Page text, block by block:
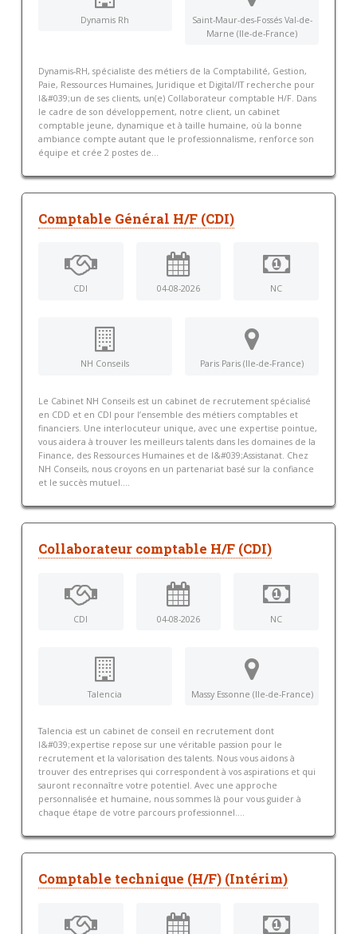
Dynamis Rh
Saint-Maur-des-Fossés Val-de-
Marne (Ile-de-France)
Dynamis-RH, spécialiste des métiers de la Comptabilité, Gestion,
Paie, Ressources Humaines, Juridique et Digital/IT recherche pour
l&#039;un de ses clients, un(e) Collaborateur comptable H/F. Dans
le cadre de son développement, notre client, un cabinet
comptable jeune, dynamique et à taille humaine, où la bonne
ambiance compte autant que le professionnalisme, renforce son
équipe et crée 2 postes de...
Comptable Général H/F (CDI)
CDI 04-08-2026 NC
NH Conseils Paris Paris (Ile-de-France)
Le Cabinet NH Conseils est un cabinet de recrutement spécialisé
en CDD et en CDI pour l’ensemble des métiers comptables et
financiers. Une interlocuteur unique, avec une expertise pointue,
vous aidera à trouver les meilleurs talents dans les domaines de la
Finance, des Ressources Humaines et de l&#039;Assistanat. Chez
NH Conseils, nous croyons en un partenariat basé sur la confiance
et le succès mutuel....
Collaborateur comptable H/F (CDI)
CDI 04-08-2026 NC
Talencia Massy Essonne (Ile-de-France)
Talencia est un cabinet de conseil en recrutement dont
l&#039;expertise repose sur une véritable passion pour le
recrutement et la valorisation des talents. Nous vous aidons à
trouver des entreprises qui correspondent à vos aspirations et qui
sauront reconnaître votre potentiel. Avec une approche
personnalisée et humaine, nous sommes là pour vous guider à
chaque étape de votre parcours professionnel....
Comptable technique (H/F) (Intérim)